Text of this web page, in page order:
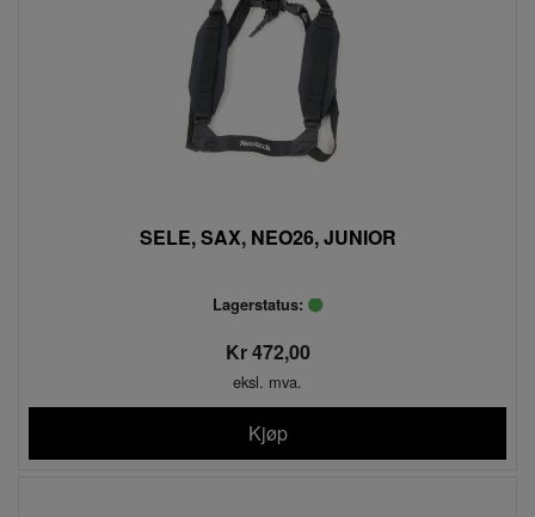
SELE, SAX, NEO26, JUNIOR
Lagerstatus:
Kr 472,00
eksl. mva.
Kjøp